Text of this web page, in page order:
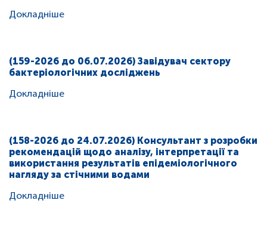
Докладніше
(159-2026 до 06.07.2026) Завідувач сектору
бактеріологічних досліджень
Докладніше
(158-2026 до 24.07.2026) Консультант з розробки
рекомендацій щодо аналізу, інтерпретації та
використання результатів епідеміологічного
нагляду за стічними водами
Докладніше